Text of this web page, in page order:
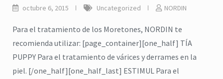
octubre 6, 2015 Uncategorized NORDIN
Para el tratamiento de los Moretones, NORDIN te
recomienda utilizar: [page_container][one_half] TÍA
PUPPY Para el tratamiento de várices y derrames en la
piel. [/one_half][one_half_last] ESTIMUL Para el